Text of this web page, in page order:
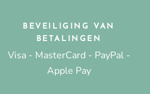
BEVEILIGING VAN
BETALINGEN
Visa - MasterCard - PayPal -
Apple Pay